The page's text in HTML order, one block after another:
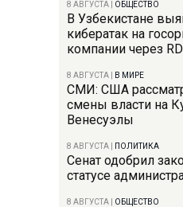
8 АВГУСТА ОБЩЕСТВО
В Узбекистане
кибератак на
компании через
8 АВГУСТА В МИРЕ
СМИ: США
смены власти на
Венесуэлы
8 АВГУСТА ПОЛИТИКА
Сенат одобрил
статусе
8 АВГУСТА ОБЩЕСТВО